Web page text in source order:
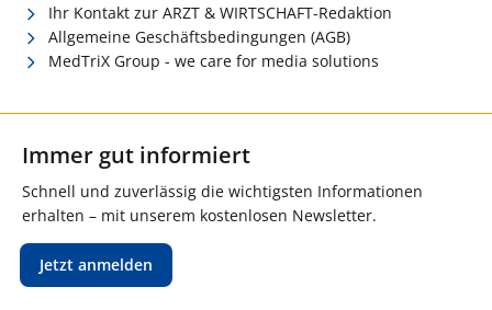
Ihr Kontakt zur ARZT & WIRTSCHAFT-Redaktion
Allgemeine Geschäftsbedingungen (AGB)
MedTriX Group - we care for media solutions
Immer gut informiert
Schnell und zuverlässig die wichtigsten Informationen
erhalten – mit unserem kostenlosen Newsletter.
Jetzt anmelden